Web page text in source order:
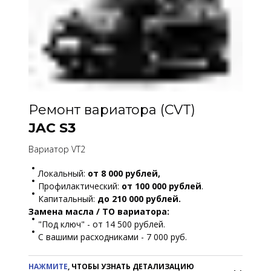
Снятие/установка АКПП полный привод:
- демонтаж / монтаж подрамника,
- демонтаж / монтаж электропроводки,
- демонтаж / монтаж элементов ходовой
- демонтаж / монтаж АКПП.
Ремонт гидротрансформатора.
Ремонт АКПП:
- мойка,
- дефектовка,
- замена сальника ГДТ,
- замена сальников левого и правого
привода,
уплотнений,
Ремонт вариатора (CVT)
JAC S3
Вариатор VT2
Локальный: от 8 000 рублей,
Профилактический: от 100 000 рублей.
Капитальный: до 210 000 рублей.
Замена масла / ТО вариатора:
"Под ключ" - от 14 500 рублей.
С вашими расходниками - 7 000 руб.
НАЖМИТЕ, ЧТОБЫ УЗНАТЬ ДЕТАЛИЗАЦИЮ